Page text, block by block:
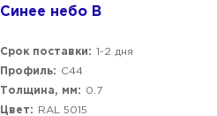
Синее небо B
Срок поставки: 1-2 дня
Профиль:
C44
Толщина, мм:
0.7
Цвет:
RAL 5015